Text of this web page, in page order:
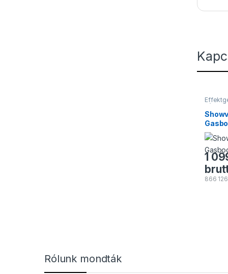
1
866 126
Márkák karusszel
Rólunk mondták